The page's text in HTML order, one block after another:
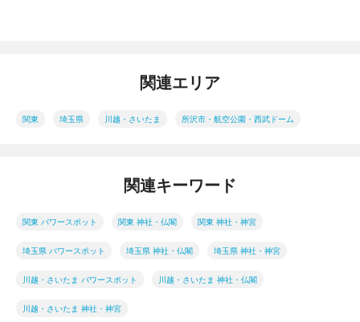
関連エリア
関東 埼玉県 川越・さいたま 所沢市・航空公園・西武ドーム
関連キーワード
関東 パワースポット 関東 神社・仏閣 関東 神社・神宮
埼玉県 パワースポット 埼玉県 神社・仏閣 埼玉県 神社・神宮
川越・さいたま パワースポット 川越・さいたま 神社・仏閣
川越・さいたま 神社・神宮